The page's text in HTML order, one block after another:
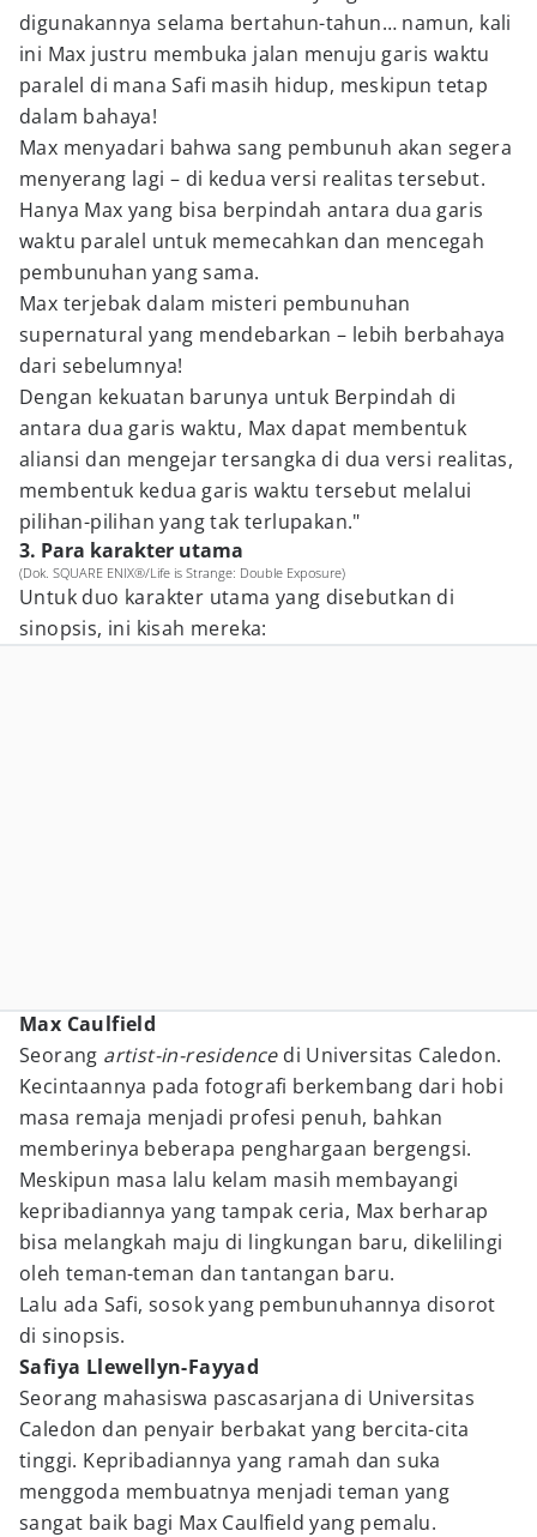
digunakannya selama bertahun-tahun… namun, kali
ini Max justru membuka jalan menuju garis waktu
paralel di mana Safi masih hidup, meskipun tetap
dalam bahaya!
Max menyadari bahwa sang pembunuh akan segera
menyerang lagi – di kedua versi realitas tersebut.
Hanya Max yang bisa berpindah antara dua garis
waktu paralel untuk memecahkan dan mencegah
pembunuhan yang sama.
Max terjebak dalam misteri pembunuhan
supernatural yang mendebarkan – lebih berbahaya
dari sebelumnya!
Dengan kekuatan barunya untuk Berpindah di
antara dua garis waktu, Max dapat membentuk
aliansi dan mengejar tersangka di dua versi realitas,
membentuk kedua garis waktu tersebut melalui
pilihan-pilihan yang tak terlupakan."
3. Para karakter utama
(Dok. SQUARE ENIX®/Life is Strange: Double Exposure)
Untuk duo karakter utama yang disebutkan di
sinopsis, ini kisah mereka:
Max Caulfield
Seorang artist-in-residencedi Universitas Caledon.
Kecintaannya pada fotografi berkembang dari hobi
masa remaja menjadi profesi penuh, bahkan
memberinya beberapa penghargaan bergengsi.
Meskipun masa lalu kelam masih membayangi
kepribadiannya yang tampak ceria, Max berharap
bisa melangkah maju di lingkungan baru, dikelilingi
oleh teman-teman dan tantangan baru.
Lalu ada Safi, sosok yang pembunuhannya disorot
di sinopsis.
Safiya Llewellyn-Fayyad
Seorang mahasiswa pascasarjana di Universitas
Caledon dan penyair berbakat yang bercita-cita
tinggi. Kepribadiannya yang ramah dan suka
menggoda membuatnya menjadi teman yang
sangat baik bagi Max Caulfield yang pemalu.